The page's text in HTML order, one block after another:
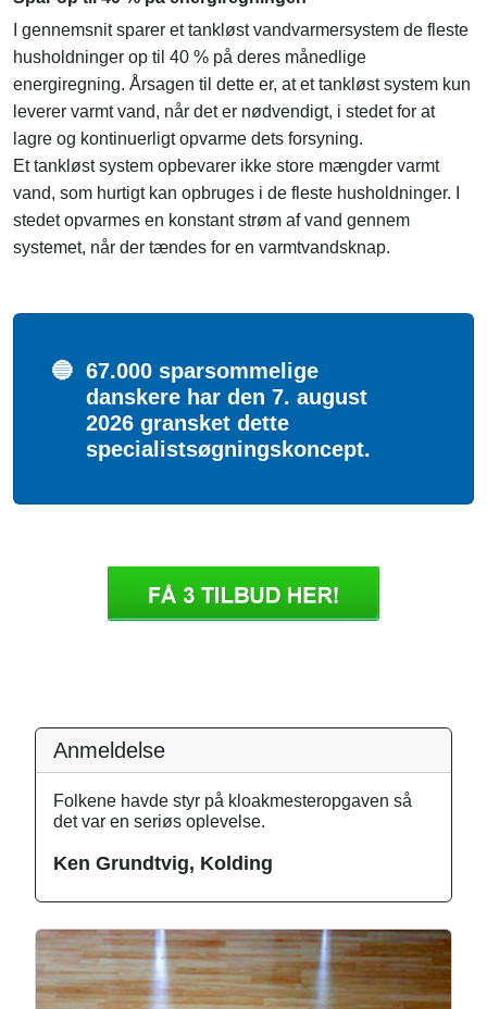
I gennemsnit sparer et tankløst vandvarmersystem de fleste
husholdninger op til 40 % på deres månedlige
energiregning. Årsagen til dette er, at et tankløst system kun
leverer varmt vand, når det er nødvendigt, i stedet for at
lagre og kontinuerligt opvarme dets forsyning.
Et tankløst system opbevarer ikke store mængder varmt
vand, som hurtigt kan opbruges i de fleste husholdninger. I
stedet opvarmes en konstant strøm af vand gennem
systemet, når der tændes for en varmtvandsknap.
🔵 67.000 sparsommelige
danskere har den 7. august
2026 gransket dette
specialistsøgningskoncept.
Anmeldelse
Folkene havde styr på kloakmesteropgaven så
det var en seriøs oplevelse.
Ken Grundtvig, Kolding